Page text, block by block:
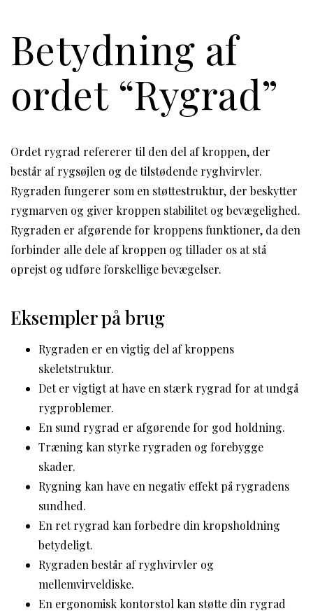
Betydning af
ordet “Rygrad”
Ordet rygrad refererer til den del af kroppen, der
består af rygsøjlen og de tilstødende ryghvirvler.
Rygraden fungerer som en støttestruktur, der beskytter
rygmarven og giver kroppen stabilitet og bevægelighed.
Rygraden er afgørende for kroppens funktioner, da den
forbinder alle dele af kroppen og tillader os at stå
oprejst og udføre forskellige bevægelser.
Eksempler på brug
Rygraden er en vigtig del af kroppens
skeletstruktur.
Det er vigtigt at have en stærk rygrad for at undgå
rygproblemer.
En sund rygrad er afgørende for god holdning.
Træning kan styrke rygraden og forebygge
skader.
Rygning kan have en negativ effekt på rygradens
sundhed.
En ret rygrad kan forbedre din kropsholdning
betydeligt.
Rygraden består af ryghvirvler og
mellemvirveldiske.
En ergonomisk kontorstol kan støtte din rygrad